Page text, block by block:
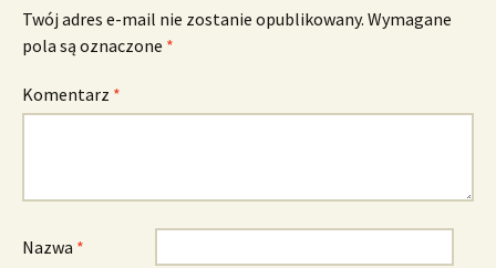
Twój adres e-mail nie zostanie opublikowany. Wymagane
pola są oznaczone *
Komentarz *
Nazwa *